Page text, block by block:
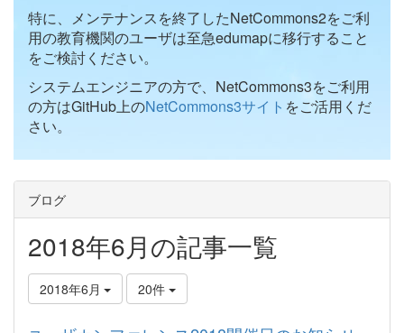
特に、メンテナンスを終了したNetCommons2をご利
用の教育機関のユーザは至急edumapに移行すること
をご検討ください。
システムエンジニアの方で、NetCommons3をご利用
の方はGitHub上のNetCommons3サイト をご活用くだ
さい。
ブログ
2018年6月の記事一覧
2018年6月 20件